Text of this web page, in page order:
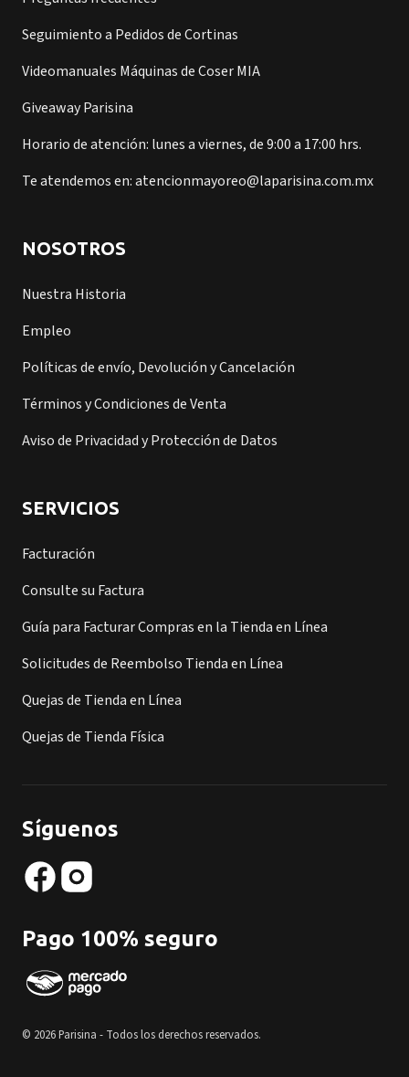
Seguimiento a Pedidos de Cortinas
Videomanuales Máquinas de Coser MIA
Giveaway Parisina
Horario de atención: lunes a viernes, de 9:00 a 17:00 hrs.
Te atendemos en: atencionmayoreo@laparisina.com.mx
NOSOTROS
Nuestra Historia
Empleo
Políticas de envío, Devolución y Cancelación
Términos y Condiciones de Venta
Aviso de Privacidad y Protección de Datos
SERVICIOS
Facturación
Consulte su Factura
Guía para Facturar Compras en la Tienda en Línea
Solicitudes de Reembolso Tienda en Línea
Quejas de Tienda en Línea
Quejas de Tienda Física
Síguenos
Pago 100% seguro
© 2026 Parisina - Todos los derechos reservados.